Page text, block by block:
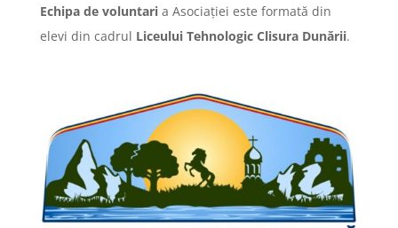
Echipa de voluntaria Asociației este formată din
elevi din cadrul Liceului Tehnologic Clisura Dunării.